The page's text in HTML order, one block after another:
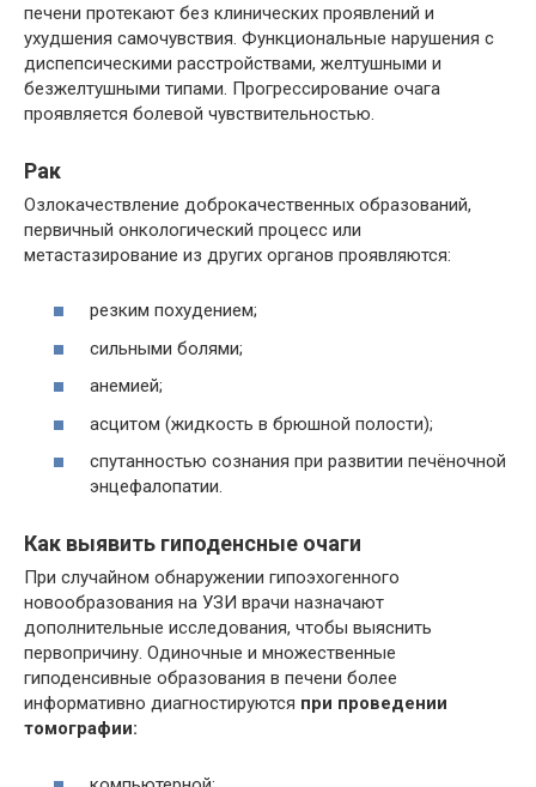
печени протекают без клинических проявлений и
ухудшения самочувствия. Функциональные нарушения с
диспепсическими расстройствами, желтушными и
безжелтушными типами. Прогрессирование очага
проявляется болевой чувствительностью.
Рак
Озлокачествление доброкачественных образований,
первичный онкологический процесс или
метастазирование из других органов проявляются:
резким похудением;
сильными болями;
анемией;
асцитом (жидкость в брюшной полости);
спутанностью сознания при развитии печёночной
энцефалопатии.
Как выявить гиподенсные очаги
При случайном обнаружении гипоэхогенного
новообразования на УЗИ врачи назначают
дополнительные исследования, чтобы выяснить
первопричину. Одиночные и множественные
гиподенсивные образования в печени более
информативно диагностируются при проведении
томографии: